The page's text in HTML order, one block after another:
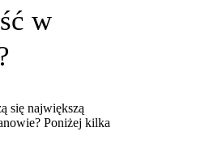
w
się największą
Poniżej kilka